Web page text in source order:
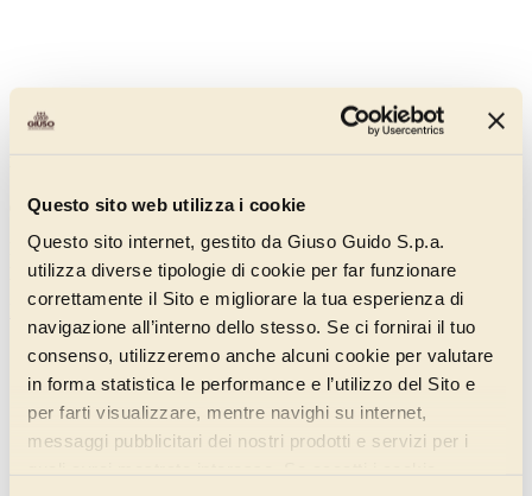
Questo sito web utilizza i cookie
Questo sito internet, gestito da Giuso Guido S.p.a.
utilizza diverse tipologie di cookie per far funzionare
correttamente il Sito e migliorare la tua esperienza di
navigazione all’interno dello stesso. Se ci fornirai il tuo
consenso, utilizzeremo anche alcuni cookie per valutare
in forma statistica le performance e l’utilizzo del Sito e
per farti visualizzare, mentre navighi su internet,
messaggi pubblicitari dei nostri prodotti e servizi per i
011EB155
Dark-coloured fondant cream with an intense flavour, designed for
professional pastry-making.
Discover more